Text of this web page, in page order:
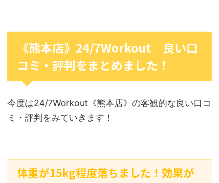
《熊本店》24/7Workout 良い口
コミ・評判をまとめました！
今度は24/7Workout《熊本店》の客観的な良い口コ
ミ・評判をみていきます！
体重が15kg程度落ちました！効果が